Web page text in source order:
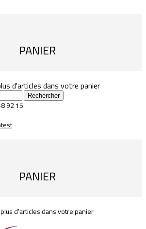
PANIER
d'articles dans votre panier
Rechercher
92 15
PANIER
d'articles dans votre panier